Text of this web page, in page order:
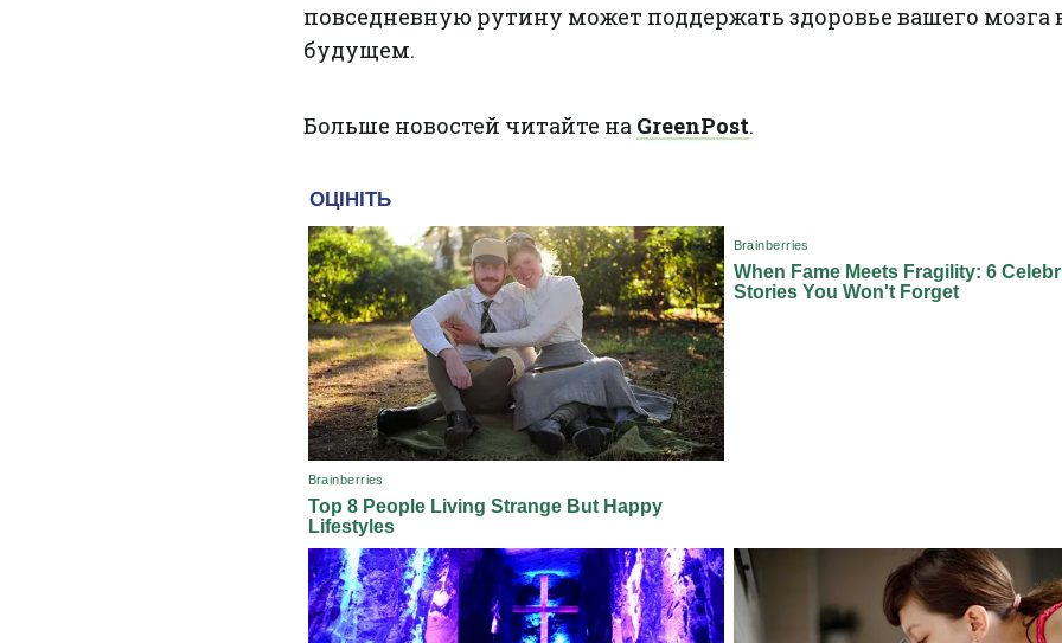
повседневную рутину может поддержать здоровье вашего мозга
будущем.
Больше новостей читайте на GreenPost.